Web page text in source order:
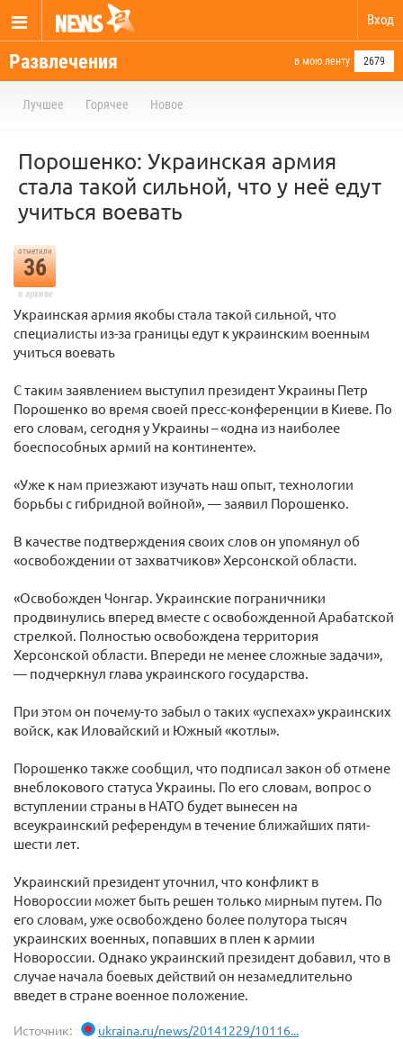
Вход
Развлечения в мою ленту 2679
Лучшее Горячее Новое
Порошенко: Украинская армия
стала такой сильной, что у неё едут
учиться воевать
отметили
36
в архиве
Украинская армия якобы стала такой сильной, что
специалисты из-за границы едут к украинским военным
учиться воевать
С таким заявлением выступил президент Украины Петр
Порошенко во время своей пресс-конференции в Киеве. По
его словам, сегодня у Украины – «одна из наиболее
боеспособных армий на континенте».
«Уже к нам приезжают изучать наш опыт, технологии
борьбы с гибридной войной», — заявил Порошенко.
В качестве подтверждения своих слов он упомянул об
«освобождении от захватчиков» Херсонской области.
«Освобожден Чонгар. Украинские пограничники
продвинулись вперед вместе с освобожденной Арабатской
стрелкой. Полностью освобождена территория
Херсонской области. Впереди не менее сложные задачи»,
— подчеркнул глава украинского государства.
При этом он почему-то забыл о таких «успехах» украинских
войск, как Иловайский и Южный «котлы».
Порошенко также сообщил, что подписал закон об отмене
внеблокового статуса Украины. По его словам, вопрос о
вступлении страны в НАТО будет вынесен на
всеукраинский референдум в течение ближайших пяти-
шести лет.
Украинский президент уточнил, что конфликт в
Новороссии может быть решен только мирным путем. По
его словам, уже освобождено более полутора тысяч
украинских военных, попавших в плен к армии
Новороссии. Однако украинский президент добавил, что в
случае начала боевых действий он незамедлительно
введет в стране военное положение.
Источник: ukraina.ru/news/20141229/10116...